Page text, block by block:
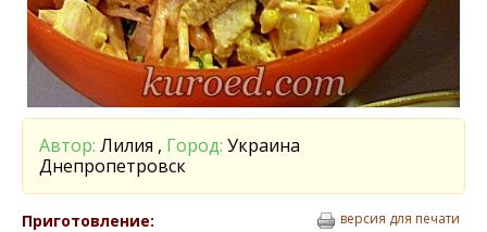
Автор: Лилия , Город: Украина
Днепропетровск
Приготовление: версия для печати